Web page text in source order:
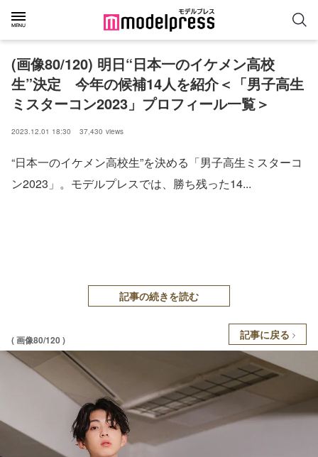
(画像80/120) 明日“日本一のイケメン高校
生”決定 今年の候補14人を紹介＜「男子高生
ミスターコン2023」プロフィール一覧＞
2023.12.01 18:30 37,430 views
“日本一のイケメン高校生”を決める「男子高生ミスターコ
ン2023」。モデルプレスでは、勝ち残った14...
記事の続きを読む
( 画像80/120 ) 記事に戻る